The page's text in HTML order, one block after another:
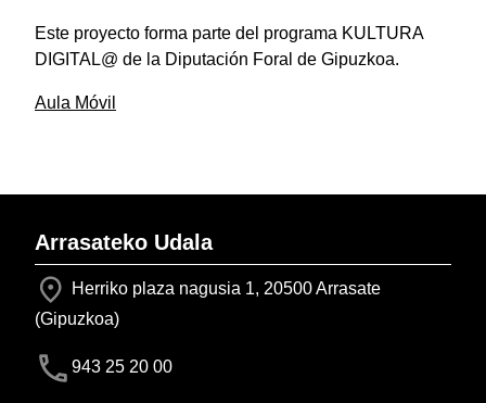
Este proyecto forma parte del programa KULTURA
DIGITAL@ de la Diputación Foral de Gipuzkoa.
Aula Móvil
Arrasateko Udala
Herriko plaza nagusia 1, 20500 Arrasate
(Gipuzkoa)
943 25 20 00